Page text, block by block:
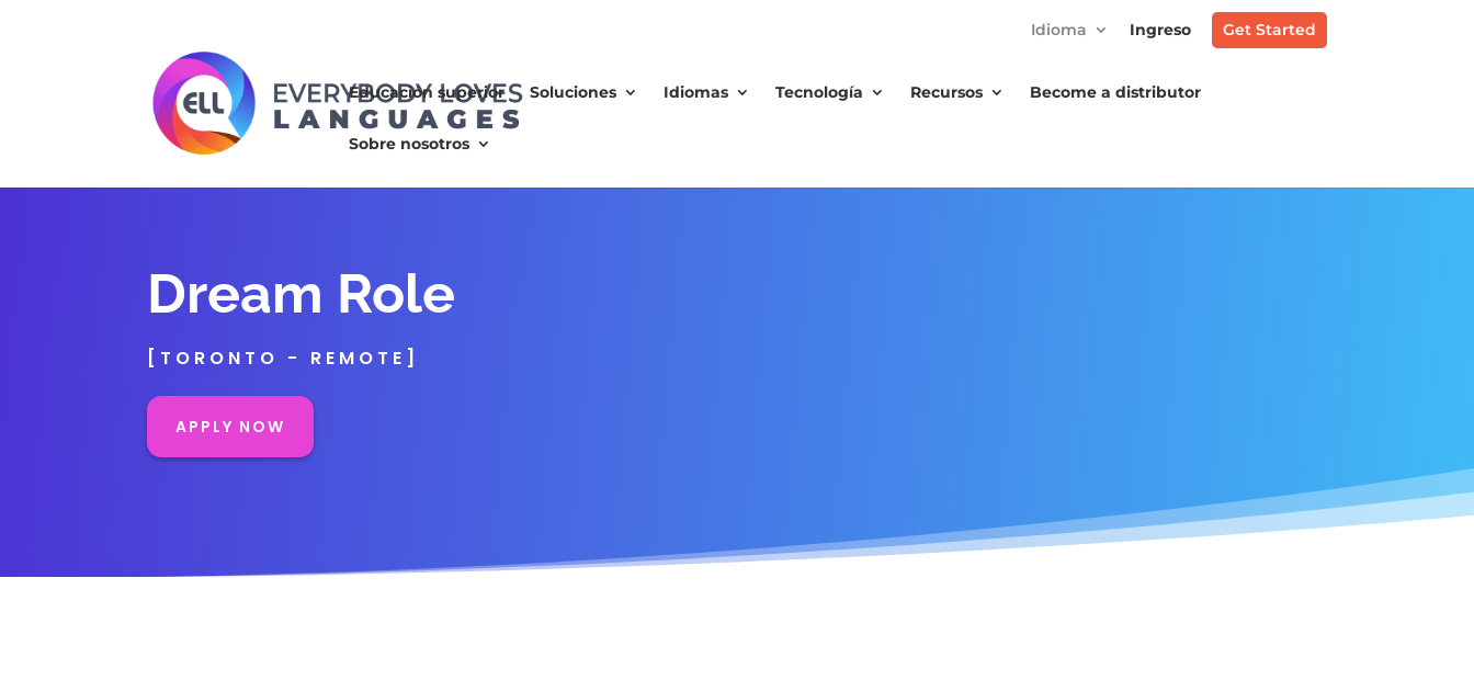
Idioma Ingreso Get Started
Educación superior Soluciones Idiomas Tecnología Recursos Become a distributor
Sobre nosotros
Dream Role
[TORONTO - REMOTE]
APPLY NOW